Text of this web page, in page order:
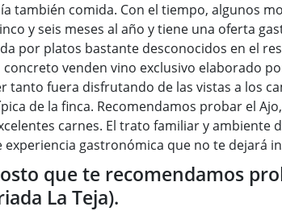
también comida. Con el tiempo, algunos
y seis meses al año y tiene una oferta
por platos bastante desconocidos en el
venden vino exclusivo elaborado
tanto fuera disfrutando de las vistas a los
de la finca. Recomendamos probar el
carnes. El trato familiar y
gastronómica que no te dejará
que te recomendamos
La Teja).